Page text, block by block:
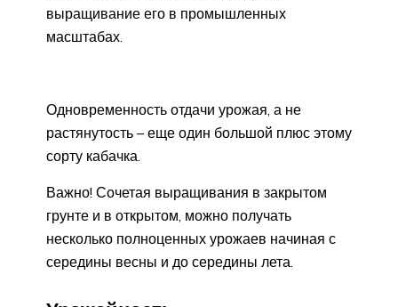
выращивание его в промышленных
масштабах.
Одновременность отдачи урожая, а не
растянутость – еще один большой плюс этому
сорту кабачка.
Важно! Сочетая выращивания в закрытом
грунте и в открытом, можно получать
несколько полноценных урожаев начиная с
середины весны и до середины лета.